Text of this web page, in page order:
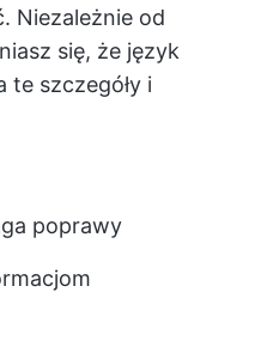
Niezależnie od
się, że język
szczegóły i
poprawy